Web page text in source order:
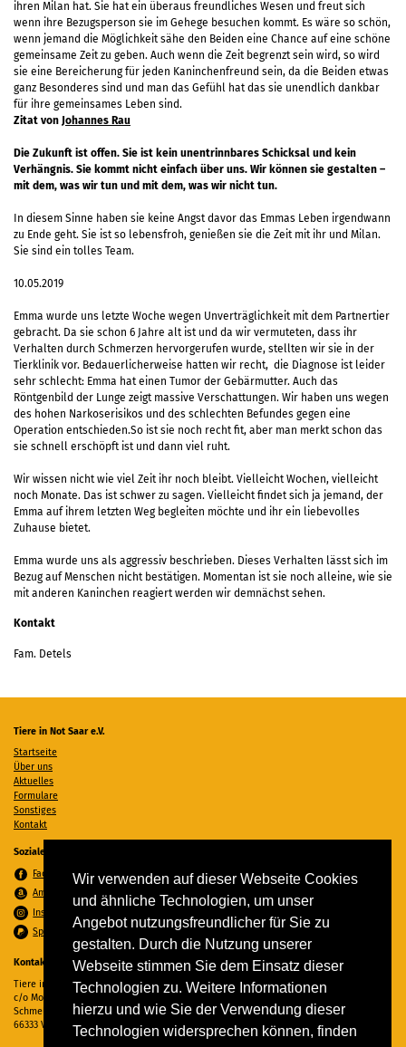
Wir verwenden auf dieser Webseite Cookies
und ähnliche Technologien, um unser
Angebot nutzungsfreundlicher für Sie zu
gestalten. Durch die Nutzung unserer
Webseite stimmen Sie dem Einsatz dieser
Technologien zu. Weitere Informationen
hierzu und wie Sie der Verwendung dieser
Technologien widersprechen können, finden
ihren Milan hat. Sie hat ein überaus freundliches Wesen und freut sich
wenn ihre Bezugsperson sie im Gehege besuchen kommt. Es wäre so schön,
wenn jemand die Möglichkeit sähe den Beiden eine Chance auf eine schöne
gemeinsame Zeit zu geben. Auch wenn die Zeit begrenzt sein wird, so wird
sie eine Bereicherung für jeden Kaninchenfreund sein, da die Beiden etwas
ganz Besonderes sind und man das Gefühl hat das sie unendlich dankbar
für ihre gemeinsames Leben sind.
Zitat von Johannes Rau
Die Zukunft ist offen. Sie ist kein unentrinnbares Schicksal und kein
Verhängnis. Sie kommt nicht einfach über uns. Wir können sie gestalten –
mit dem, was wir tun und mit dem, was wir nicht tun.
In diesem Sinne haben sie keine Angst davor das Emmas Leben irgendwann
zu Ende geht. Sie ist so lebensfroh, genießen sie die Zeit mit ihr und Milan.
Sie sind ein tolles Team.
10.05.2019
Emma wurde uns letzte Woche wegen Unverträglichkeit mit dem Partnertier
gebracht. Da sie schon 6 Jahre alt ist und da wir vermuteten, dass ihr
Verhalten durch Schmerzen hervorgerufen wurde, stellten wir sie in der
Tierklinik vor. Bedauerlicherweise hatten wir recht, die Diagnose ist leider
sehr schlecht: Emma hat einen Tumor der Gebärmutter. Auch das
Röntgenbild der Lunge zeigt massive Verschattungen. Wir haben uns wegen
des hohen Narkoserisikos und des schlechten Befundes gegen eine
Operation entschieden.So ist sie noch recht fit, aber man merkt schon das
sie schnell erschöpft ist und dann viel ruht.
Wir wissen nicht wie viel Zeit ihr noch bleibt. Vielleicht Wochen, vielleicht
noch Monate. Das ist schwer zu sagen. Vielleicht findet sich ja jemand, der
Emma auf ihrem letzten Weg begleiten möchte und ihr ein liebevolles
Zuhause bietet.
Emma wurde uns als aggressiv beschrieben. Dieses Verhalten lässt sich im
Bezug auf Menschen nicht bestätigen. Momentan ist sie noch alleine, wie sie
mit anderen Kaninchen reagiert werden wir demnächst sehen.
Kontakt
Fam. Detels
Tiere in Not Saar e.V.
Startseite
Über uns
Aktuelles
Formulare
Sonstiges
Kontakt
Soziale Medien
Facebook
Amazon Wunschzettel
Instagram
Spenden per PayPal
Kontakt
Tiere in Not Saar e.V.
c/o Monika Ewen
Schmelzer Straße 22
66333 Völklingen